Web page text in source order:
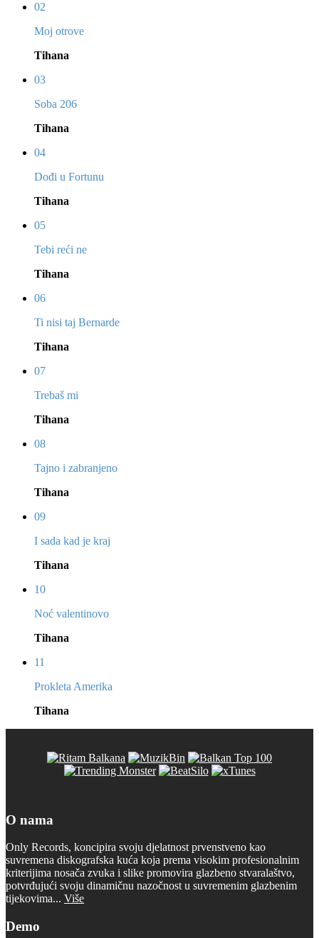
02
Moj otrove
Tihana
03
Soba 206
Tihana
04
Dođi u Fortunu
Tihana
05
Tebi reći ne
Tihana
06
Ti nisi taj Bernarde
Tihana
07
Trebaš mi
Tihana
08
Tajno i zabranjeno
Tihana
09
I sada kad je kraj
Tihana
10
Noć valentinovo
Tihana
11
Prokleta Amerika
Tihana
O nama
Only Records, koncipira svoju djelatnost prvenstveno kao
suvremena diskografska kuća koja prema visokim profesionalnim
kriterijima nosača zvuka i slike promovira glazbeno stvaralaštvo,
potvrđujući svoju dinamičnu nazočnost u suvremenim glazbenim
tijekovima... Više
Demo